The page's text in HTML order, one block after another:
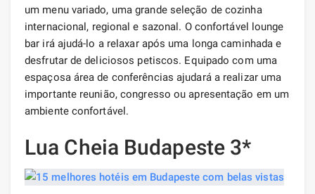
um menu variado, uma grande seleção de cozinha
internacional, regional e sazonal. O confortável lounge
bar irá ajudá-lo a relaxar após uma longa caminhada e
desfrutar de deliciosos petiscos. Equipado com uma
espaçosa área de conferências ajudará a realizar uma
importante reunião, congresso ou apresentação em um
ambiente confortável.
Lua Cheia Budapeste 3*